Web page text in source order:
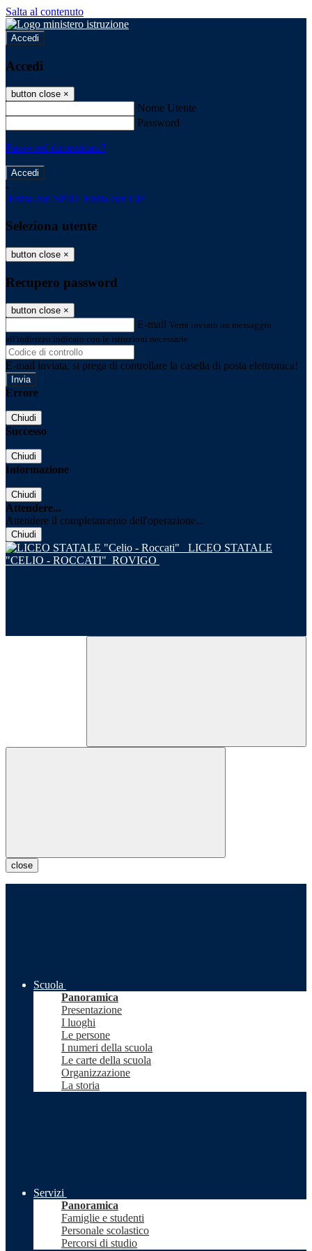
Salta al contenuto
Accedi
Accedi
button close ×
Nome Utente
Password
Password dimenticata?
-
Entra con SPID Entra con CIE
Seleziona utente
button close ×
Recupero password
button close ×
E-mail Verrà inviato un messaggio
all'indirizzo indicato con le istruzioni necessarie.
E-mail inviata, si prega di controllare la casella di posta elettronica!
Errore
Chiudi
Successo
Chiudi
Informazione
Chiudi
Attendere...
Attendere il completamento dell'operazione...
Chiudi
LICEO STATALE
"CELIO - ROCCATI" ROVIGO
close
Scuola
Panoramica
Presentazione
I luoghi
Le persone
I numeri della scuola
Le carte della scuola
Organizzazione
La storia
Servizi
Panoramica
Famiglie e studenti
Personale scolastico
Percorsi di studio